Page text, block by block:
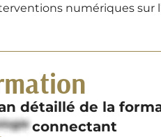
numériques sur
détaillé de la
connectant